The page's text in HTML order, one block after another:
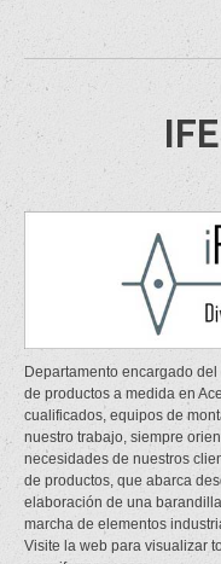
Departamento encargado
de productos a medida en
cualificados, equipos de
nuestro trabajo, siempre
necesidades de nuestros
de productos, que abarca
elaboración de una
marcha de elementos
Visite la web para visualizar